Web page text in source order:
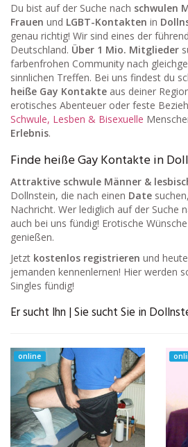
Du bist auf der Suche nach schwulen
Frauen und LGBT-Kontakten in
genau richtig! Wir sind eines der
Deutschland. Über 1 Mio. Mitglieder
farbenfrohen Community nach
sinnlichen Treffen. Bei uns findest du
heiße Gay Kontakte aus deiner
erotisches Abenteuer oder feste
Schwule, Lesben & Bisexuelle
Erlebnis.
Finde heiße Gay Kontakte in
Attraktive schwule Männer &
Dollnstein, die nach einen Date
Nachricht. Wer lediglich auf der Suche
auch bei uns fündig! Erotische
genießen.
Jetzt kostenlos registrieren und
jemanden kennenlernen! Hier werden
Singles fündig!
Er sucht Ihn | Sie sucht Sie in
online